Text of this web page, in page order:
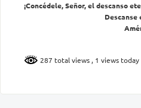
¡Concédele, Señor, el descanso
Descanse
287 total views , 1 views today